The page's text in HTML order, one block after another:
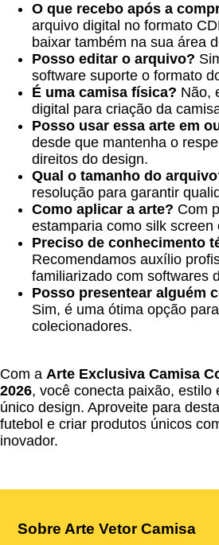
O que recebo após a
arquivo digital no formato
baixar também na sua área
Posso editar o arquivo?
software suporte o formato
É uma camisa física? Não,
digital para criação da
Posso usar essa arte em
desde que mantenha o
direitos do design.
Qual o tamanho do
resolução para garantir
Como aplicar a arte? Com
estamparia como silk screen
Preciso de conhecimento
Recomendamos auxílio
familiarizado com softwares
Posso presentear alguém
Sim, é uma ótima opção
colecionadores.
Com a Arte Exclusiva Camisa
2026, você conecta paixão, estilo
único design. Aproveite para
futebol e criar produtos únicos
inovador.
Sobre Arte Vetor Camisa